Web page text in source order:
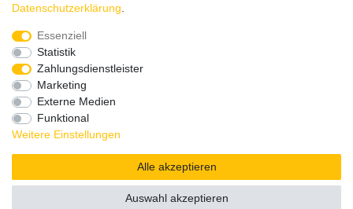
Daten­schutz­erklärung
Essenziell
Statistik
Zahlungsdienstleister
Marketing
Externe Medien
Funktional
Weitere Einstellungen
Alle akzeptieren
Auswahl akzeptieren